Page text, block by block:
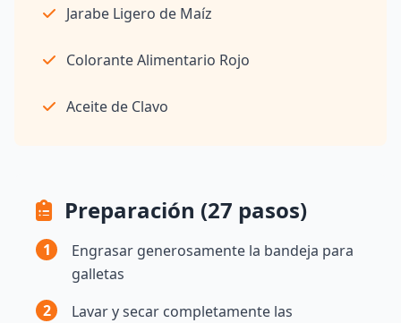
Jarabe Ligero de Maíz
Colorante Alimentario Rojo
Aceite de Clavo
Preparación (27 pasos)
1
Engrasar generosamente la bandeja para
galletas
2
Lavar y secar completamente las